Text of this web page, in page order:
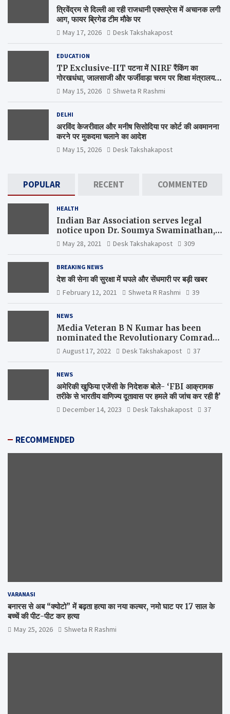
त्रिवेंद्रम से दिल्ली आ रही राजधानी एक्सप्रेस में अचानक लगी
आग, फायर ब्रिगेड टीम मौके पर
May 17, 2026 Desk Takshakapost
EDUCATION
TP Exclusive-IIT पटना में NIRF रैंकिंग का
गोरखधंधा, जालसाजी और फर्जीवाड़ा चरम पर शिक्षा मंत्रालय
कब जागेगा ?
May 15, 2026 Shweta R Rashmi
DELHI
अरविंद केजरीवाल और मनीष सिसोदिया पर कोर्ट की अवमानना
करने पर मुकदमा चलाने का आदेश
May 15, 2026 Desk Takshakapost
POPULAR RECENT COMMENTED
HEALTH
Indian Bar Association serves legal
notice upon Dr. Soumya Swaminathan,
the Chief Scientist, WHO
May 28, 2021 Desk Takshakapost 309
BREAKING NEWS
देश की सेना की सुरक्षा में घपले और सेंधमारी पर बड़ी खबर
February 12, 2021 Shweta R Rashmi 39
NEWS
Media Veteran B N Kumar has been
nominated the Revolutionary Comrade
Shiv Varma Media Award 2022-23
August 17, 2022 Desk Takshakapost 37
NEWS
अमेरिकी खुफिया एजेंसी के निदेशक बोले- ‘FBI आक्रामक
तरीके से भारतीय वाणिज्य दूतावास पर हमले की जांच कर रही है’
December 14, 2023 Desk Takshakapost 37
RECOMMENDED
VARANASI
बनारस से अब “क्योटो” में बढ़ता हत्या का नया कल्चर, नमो घाट पर 17 साल के
बच्चें की पीट-पीट कर हत्या
May 25, 2026 Shweta R Rashmi